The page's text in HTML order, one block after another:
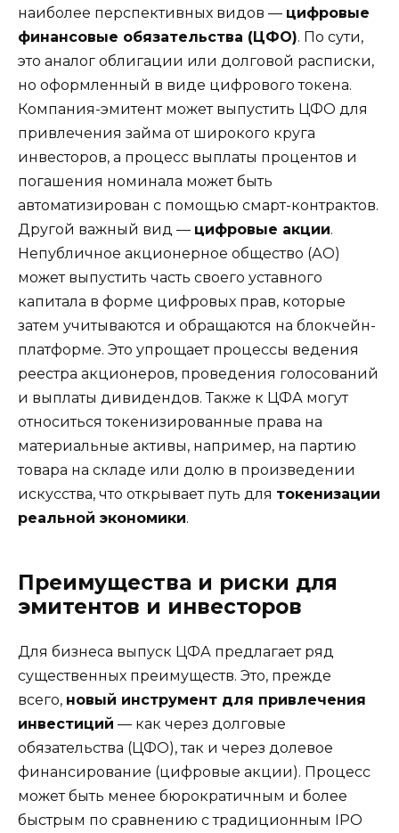
наиболее перспективных видов — цифровые
финансовые обязательства (ЦФО). По сути,
это аналог облигации или долговой расписки,
но оформленный в виде цифрового токена.
Компания-эмитент может выпустить ЦФО для
привлечения займа от широкого круга
инвесторов, а процесс выплаты процентов и
погашения номинала может быть
автоматизирован с помощью смарт-контрактов.
Другой важный вид — цифровые акции.
Непубличное акционерное общество (АО)
может выпустить часть своего уставного
капитала в форме цифровых прав, которые
затем учитываются и обращаются на блокчейн-
платформе. Это упрощает процессы ведения
реестра акционеров, проведения голосований
и выплаты дивидендов. Также к ЦФА могут
относиться токенизированные права на
материальные активы, например, на партию
товара на складе или долю в произведении
искусства, что открывает путь для токенизации
реальной экономики.
Преимущества и риски для
эмитентов и инвесторов
Для бизнеса выпуск ЦФА предлагает ряд
существенных преимуществ. Это, прежде
всего, новый инструмент для привлечения
инвестиций — как через долговые
обязательства (ЦФО), так и через долевое
финансирование (цифровые акции). Процесс
может быть менее бюрократичным и более
быстрым по сравнению с традиционным IPO